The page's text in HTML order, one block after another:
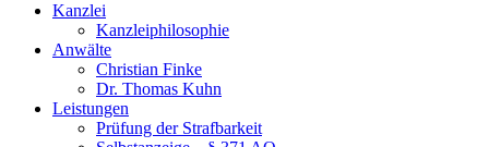
Kanzlei
Kanzleiphilosophie
Anwälte
Christian Finke
Dr. Thomas Kuhn
Leistungen
Prüfung der Strafbarkeit